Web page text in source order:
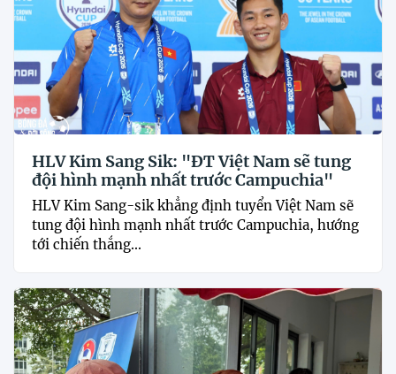
HLV Kim Sang Sik: "ĐT Việt Nam sẽ tung
đội hình mạnh nhất trước Campuchia"
HLV Kim Sang-sik khẳng định tuyển Việt Nam sẽ
tung đội hình mạnh nhất trước Campuchia, hướng
tới chiến thắng...